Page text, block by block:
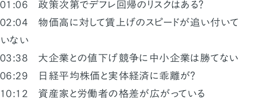
01:06 政策次第でデフレ回帰のリスクはある？
02:04 物価高に対して賃上げのスピードが追い付いて
いない
03:38 大企業との値下げ競争に中小企業は勝てない
06:29 日経平均株価と実体経済に乖離が？
10:12 資産家と労働者の格差が広がっている